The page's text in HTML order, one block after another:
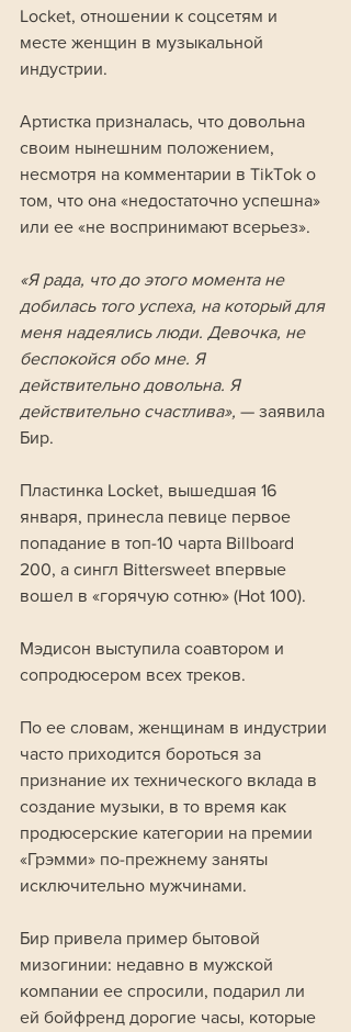
Locket, отношении к соцсетям и
месте женщин в музыкальной
индустрии.
Артистка призналась, что довольна
своим нынешним положением,
несмотря на комментарии в TikTok о
том, что она «недостаточно успешна»
или ее «не воспринимают всерьез».
«Я рада, что до этого момента не
добилась того успеха, на который для
меня надеялись люди. Девочка, не
беспокойся обо мне. Я
действительно довольна. Я
действительно счастлива», — заявила
Бир.
Пластинка Locket, вышедшая 16
января, принесла певице первое
попадание в топ-10 чарта Billboard
200, а сингл Bittersweet впервые
вошел в «горячую сотню» (Hot 100).
Мэдисон выступила соавтором и
сопродюсером всех треков.
По ее словам, женщинам в индустрии
часто приходится бороться за
признание их технического вклада в
создание музыки, в то время как
продюсерские категории на премии
«Грэмми» по-прежнему заняты
исключительно мужчинами.
Бир привела пример бытовой
мизогинии: недавно в мужской
компании ее спросили, подарил ли
ей бойфренд дорогие часы, которые